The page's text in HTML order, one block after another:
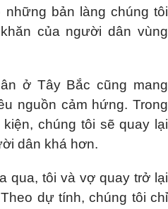
những bản làng chúng tôi
của người dân vùng
ở Tây Bắc cũng mang
nguồn cảm hứng. Trong
chúng tôi sẽ quay lại
dân khá hơn.
qua, tôi và vợ quay trở lại
dự tính, chúng tôi chỉ